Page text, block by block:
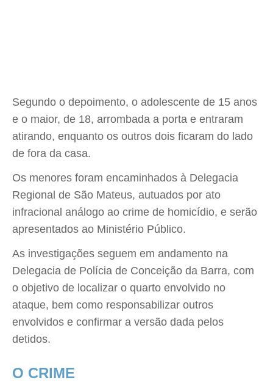
Segundo o depoimento, o adolescente de 15 anos
e o maior, de 18, arrombada a porta e entraram
atirando, enquanto os outros dois ficaram do lado
de fora da casa.
Os menores foram encaminhados à Delegacia
Regional de São Mateus, autuados por ato
infracional análogo ao crime de homicídio, e serão
apresentados ao Ministério Público.
As investigações seguem em andamento na
Delegacia de Polícia de Conceição da Barra, com
o objetivo de localizar o quarto envolvido no
ataque, bem como responsabilizar outros
envolvidos e confirmar a versão dada pelos
detidos.
O CRIME